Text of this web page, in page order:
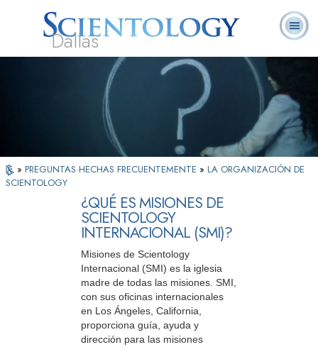
Dallas
¿Qué es
Scientology?
Ministros
Voluntarios
Preguntas
Frecuentes
» PREGUNTAS HECHAS FRECUENTEMENTE » LA ORGANIZACIÓN DE
SCIENTOLOGY
¿QUÉ ES MISIONES DE
SCIENTOLOGY
INTERNACIONAL (SMI)?
Misiones de Scientology
Internacional (SMI) es la iglesia
madre de todas las misiones. SMI,
con sus oficinas internacionales
en Los Ángeles, California,
proporciona guía, ayuda y
dirección para las misiones